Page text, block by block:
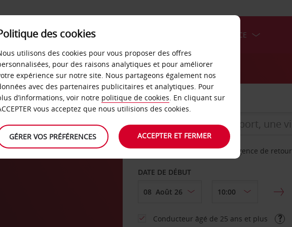
SERVICES &
LOCATION
LIBRE-SERVICE
AGENCE DE DÉPART
Sélectionnez une autre agence de retour
DATE DE DÉBUT
Conducteur âgé de 25 ans et plus
des cookies
utilisons des cookies pour vous proposer des offres
pour des raisons analytiques et pour améliorer
expérience sur notre site. Nous partageons également nos
avec des partenaires publicitaires et analytiques. Pour
d’informations, voir notre politique de cookies. En cliquant sur
vous acceptez que nous utilisions des cookies.
GÉRER VOS PRÉFÉRENCES ACCEPTER ET FERMER